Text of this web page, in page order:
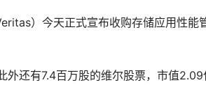
）今天正式宣布收购存储应用性能
还有7.4百万股的维尔股票，市值2.09